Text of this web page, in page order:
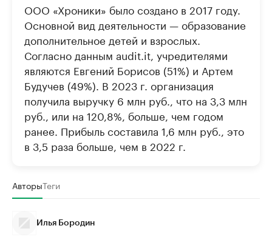
ООО «Хроники» было создано в 2017 году.
Основной вид деятельности — образование
дополнительное детей и взрослых.
Согласно данным audit.it, учредителями
являются Евгений Борисов (51%) и Артем
Будучев (49%). В 2023 г. организация
получила выручку 6 млн руб., что на 3,3 млн
руб., или на 120,8%, больше, чем годом
ранее. Прибыль составила 1,6 млн руб., это
в 3,5 раза больше, чем в 2022 г.
АвторыТеги
Илья Бородин